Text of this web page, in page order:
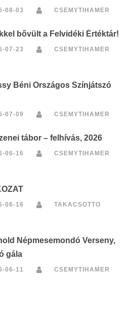
08-03 CSEMYTIHAMER
bővült a Felvidéki Értéktár!
07-23 CSEMYTIHAMER
Béni Országos Színjátszó
07-09 CSEMYTIHAMER
tábor – felhívás, 2026
06-16 CSEMYTIHAMER
06-16 TAKACSOTTO
Népmesemondó Verseny,
gála
06-11 CSEMYTIHAMER